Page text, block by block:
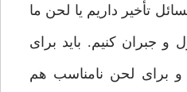
تأخیر داریم یا لحن ما
و جبران کنیم. باید برای
و برای لحن نامناسب هم